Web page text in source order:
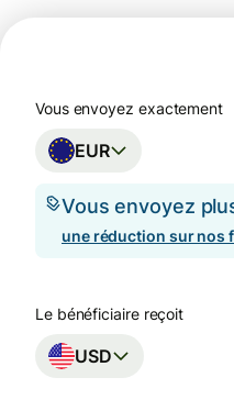
Vous envoyez exactement
EUR
Vous envoyez
une réduction sur nos
Le bénéficiaire reçoit
USD